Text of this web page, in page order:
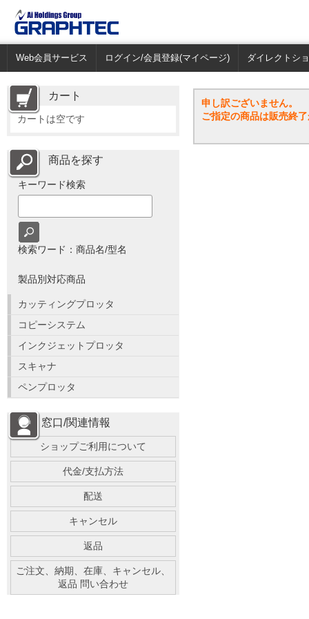
Web会員サービス ログイン/会員登録(マイページ) ダイレクトシ
申し訳ございません。
ご指定の商品は販売終
カート
カートは空です
商品を探す
キーワード検索
検索ワード：商品名/型名
製品別対応商品
カッティングプロッタ
コピーシステム
インクジェットプロッタ
スキャナ
ペンプロッタ
窓口/関連情報
ショップご利用について
代金/支払方法
配送
キャンセル
返品
ご注文、納期、在庫、キャンセル、
返品 問い合わせ